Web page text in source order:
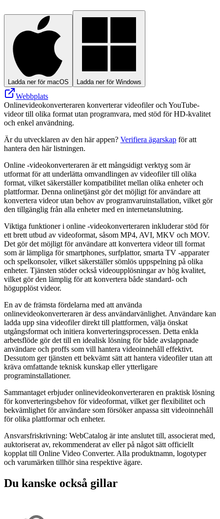
Ladda ner för macOS Ladda ner för Windows
Webbplats
Onlinevideokonverteraren konverterar videofiler och YouTube-
videor till olika format utan programvara, med stöd för HD-kvalitet
och enkel användning.
Är du utvecklaren av den här appen? Verifiera ägarskap för att
hantera den här listningen.
Online -videokonverteraren är ett mångsidigt verktyg som är
utformat för att underlätta omvandlingen av videofiler till olika
format, vilket säkerställer kompatibilitet mellan olika enheter och
plattformar. Denna onlinetjänst gör det möjligt för användare att
konvertera videor utan behov av programvaruinstallation, vilket gör
den tillgänglig från alla enheter med en internetanslutning.
Viktiga funktioner i online -videokonverteraren inkluderar stöd för
ett brett utbud av videoformat, såsom MP4, AVI, MKV och MOV.
Det gör det möjligt för användare att konvertera videor till format
som är lämpliga för smartphones, surfplattor, smarta TV -apparater
och spelkonsoler, vilket säkerställer sömlös uppspelning på olika
enheter. Tjänsten stöder också videoupplösningar av hög kvalitet,
vilket gör den lämplig för att konvertera både standard- och
högupplöst videor.
En av de främsta fördelarna med att använda
onlinevideokonverteraren är dess användarvänlighet. Användare kan
ladda upp sina videofiler direkt till plattformen, välja önskat
utgångsformat och initiera konverteringsprocessen. Detta enkla
arbetsflöde gör det till en idealisk lösning för både avslappnade
användare och proffs som vill hantera videoinnehåll effektivt.
Dessutom ger tjänsten ett bekvämt sätt att hantera videofiler utan att
kräva omfattande teknisk kunskap eller ytterligare
programinstallationer.
Sammantaget erbjuder onlinevideokonverteraren en praktisk lösning
för konverteringsbehov för videoformat, vilket ger flexibilitet och
bekvämlighet för användare som försöker anpassa sitt videoinnehåll
för olika plattformar och enheter.
Ansvarsfriskrivning: WebCatalog är inte anslutet till, associerat med,
auktoriserat av, rekommenderat av eller på något sätt officiellt
kopplat till Online Video Converter. Alla produktnamn, logotyper
och varumärken tillhör sina respektive ägare.
Du kanske också gillar